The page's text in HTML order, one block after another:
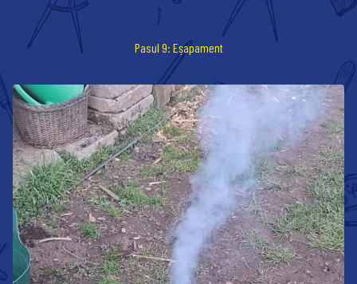
Pasul 9: Eșapament